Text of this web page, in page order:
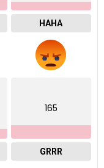
HAHA
165
GRRR